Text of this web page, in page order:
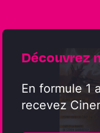
Découvrez
En formule 1
recevez